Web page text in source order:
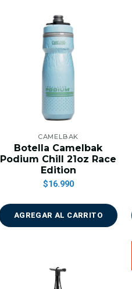
CAMELBAK
Botella Camelbak
Podium Chill 21oz Race
Edition
$16.990
AGREGAR AL CARRITO